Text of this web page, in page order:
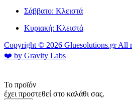
Σάββατο: Κλειστά
Κυριακή: Κλειστά
Copyright © 2026 Gluesolutions.gr All
❤️ by Gravity Labs
Το προϊόν
έχει προστεθεί στο καλάθι σας.